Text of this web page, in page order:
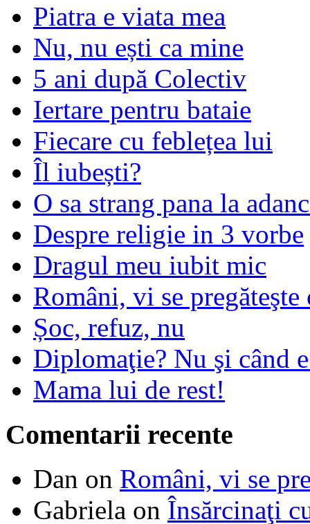
Piatra e viata mea
Nu, nu ești ca mine
5 ani după Colectiv
Iertare pentru bataie
Fiecare cu feblețea lui
Îl iubești?
O sa strang pana la
Despre religie in 3 vorbe
Dragul meu iubit mic
Români, vi se pregăteşte
Șoc, refuz, nu
Diplomaţie? Nu şi când
Mama lui de rest!
Comentarii recente
Dan on Români, vi se
Gabriela on Însărcinaţi